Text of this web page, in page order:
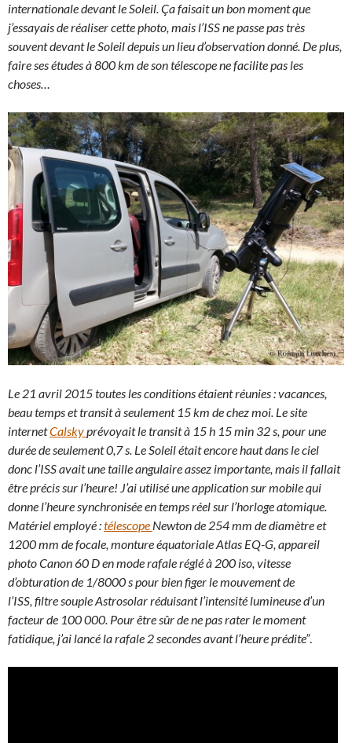
internationale devant le Soleil. Ça faisait un bon moment que
j’essayais de réaliser cette photo, mais l’ISS ne passe pas très
souvent devant le Soleil depuis un lieu d’observation donné. De plus,
faire ses études à 800 km de son télescope ne facilite pas les
choses…
Le 21 avril 2015 toutes les conditions étaient réunies : vacances,
beau temps et transit à seulement 15 km de chez moi. Le site
internetCalskyprévoyait le transit à 15 h 15 min 32 s, pour une
durée de seulement 0,7 s. Le Soleil était encore haut dans le ciel
donc l’ISS avait une taille angulaire assez importante, mais il fallait
être précis sur l’heure! J’ai utilisé une application sur mobile qui
donne l’heure synchronisée en temps réel sur l’horloge atomique.
Matériel employé :télescope Newton de 254 mm de diamètre et
1200 mm de focale, monture équatoriale Atlas EQ-G, appareil
photo Canon 60 D en mode rafale réglé à 200 iso, vitesse
d’obturation de 1/8000 s pour bien figer le mouvement de
l’ISS, filtre souple Astrosolar réduisant l’intensité lumineuse d’un
facteur de 100 000. Pour être sûr de ne pas rater le moment
fatidique, j’ai lancé la rafale 2 secondes avant l’heure prédite”.